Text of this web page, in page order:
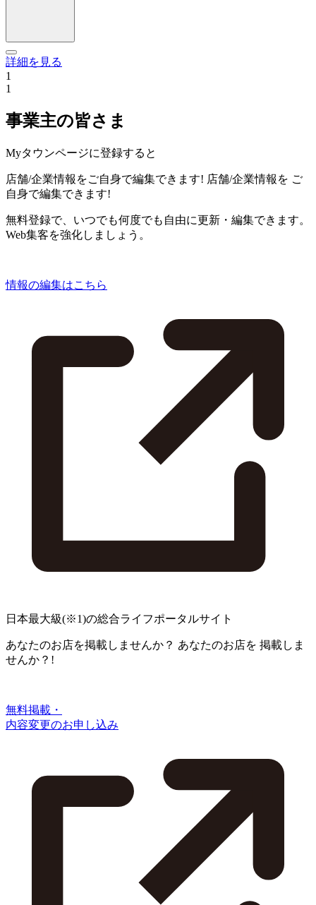
詳細を見る
1
1
事業主の皆さま
Myタウンページに登録すると
店舗/企業情報をご自身で編集できます! 店舗/企業情報を ご
自身で編集できます!
無料登録で、いつでも何度でも自由に更新・編集できます。
Web集客を強化しましょう。
情報の編集はこちら
日本最大級(※1)の総合ライフポータルサイト
あなたのお店を掲載しませんか？ あなたのお店を 掲載しま
せんか？!
無料掲載・
内容変更のお申し込み